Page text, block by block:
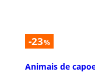
-23%
Animais de